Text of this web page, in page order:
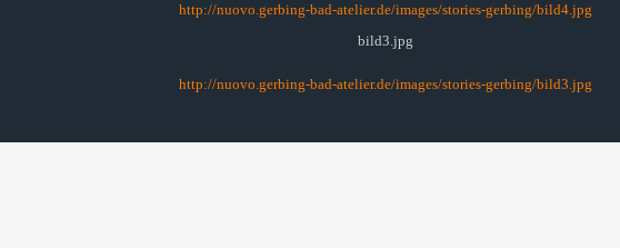
http://nuovo.gerbing-bad-atelier.de/images/stories-gerbing/bild4.jpg
bild3.jpg
http://nuovo.gerbing-bad-atelier.de/images/stories-gerbing/bild3.jpg